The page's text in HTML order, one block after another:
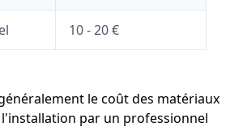
10 - 20 €
le coût des matériaux
par un professionnel